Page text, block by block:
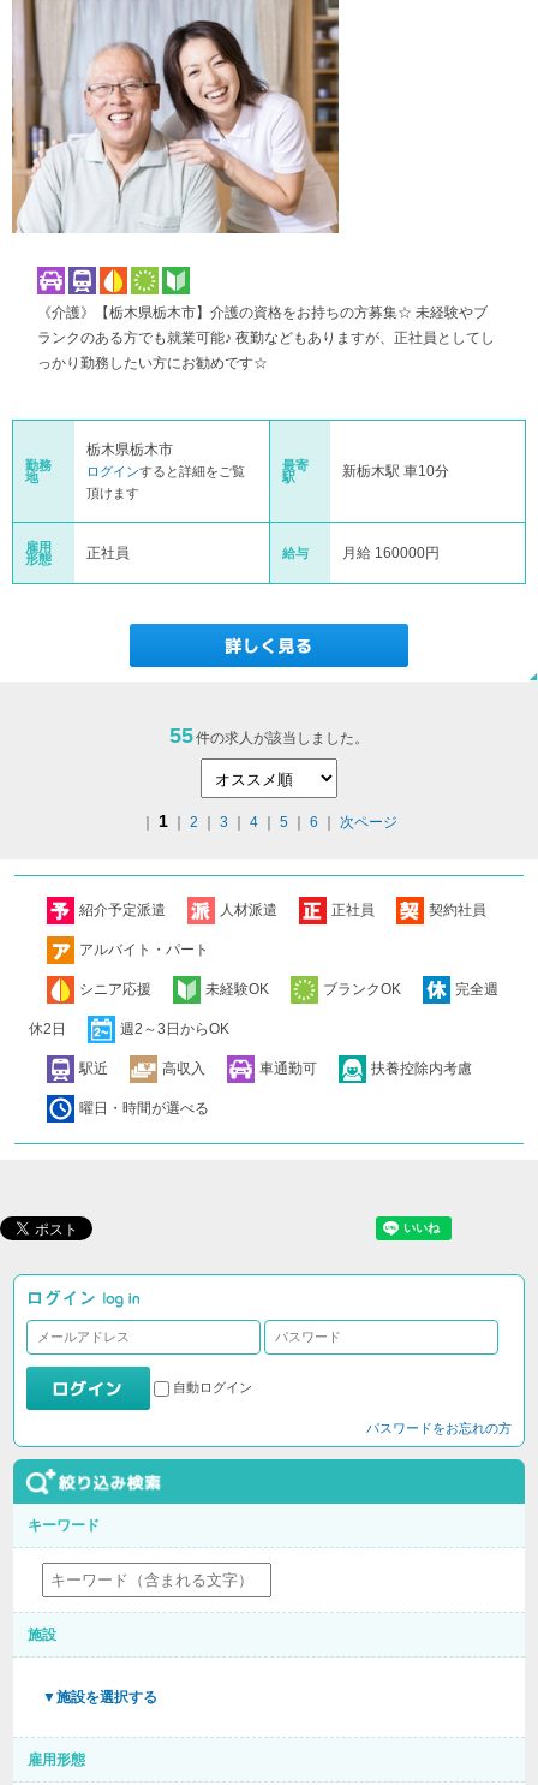
《介護》【栃木県栃木市】介護の資格をお持ちの方募集☆ 未経験やブ
ランクのある方でも就業可能♪ 夜勤などもありますが、正社員としてし
っかり勤務したい方にお勧めです☆
勤務
地
栃木県栃木市
ログインすると詳細をご覧
頂けます
最寄
駅
新栃木駅 車10分
雇用
形態
正社員 給与 月給 160000円
55件の求人が該当しました。
1 2 3 4 5 6 次ページ
紹介予定派遣 人材派遣 正社員 契約社員
アルバイト・パート
シニア応援 未経験OK ブランクOK 完全週
休2日 週2～3日からOK
駅近 高収入 車通勤可 扶養控除内考慮
曜日・時間が選べる
自動ログイン
パスワードをお忘れの方
キーワード
施設
▼施設を選択する
雇用形態